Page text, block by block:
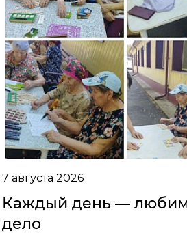
7 августа 2026
Каждый день —
дело